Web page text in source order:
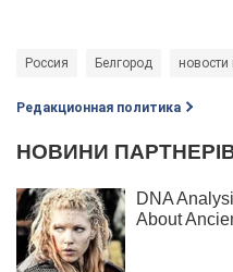
Россия Белгород новости
Редакционная политика